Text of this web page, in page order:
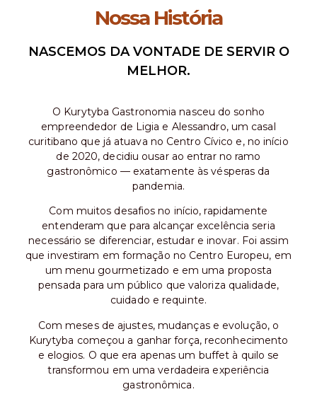
Nossa História
NASCEMOS DA VONTADE DE SERVIR O
MELHOR.
O Kurytyba Gastronomia nasceu do sonho
empreendedor de Ligia e Alessandro, um casal
curitibano que já atuava no Centro Cívico e, no início
de 2020, decidiu ousar ao entrar no ramo
gastronômico — exatamente às vésperas da
pandemia.
Com muitos desafios no início, rapidamente
entenderam que para alcançar excelência seria
necessário se diferenciar, estudar e inovar. Foi assim
que investiram em formação no Centro Europeu, em
um menu gourmetizado e em uma proposta
pensada para um público que valoriza qualidade,
cuidado e requinte.
Com meses de ajustes, mudanças e evolução, o
Kurytyba começou a ganhar força, reconhecimento
e elogios. O que era apenas um buffet à quilo se
transformou em uma verdadeira experiência
gastronômica.